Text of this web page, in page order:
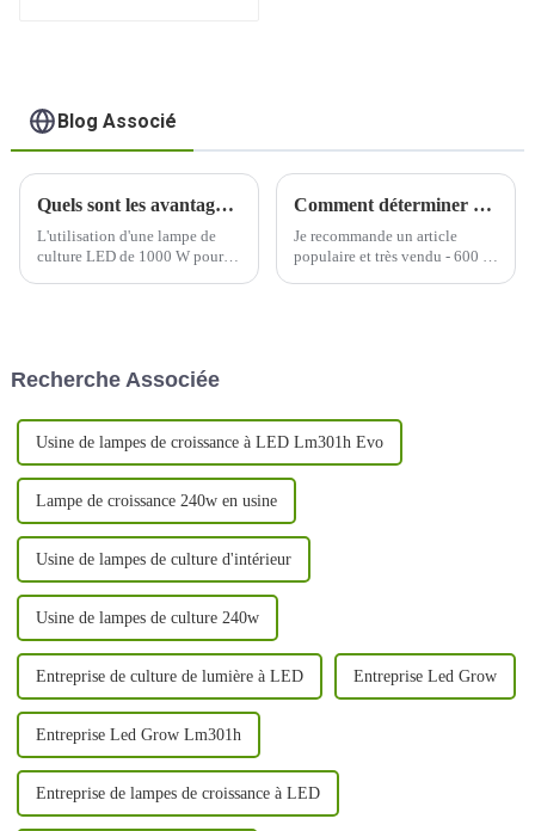
Blog Associé
Quels sont les avantages du jardinage intérieur lorsqu'on utilise une lampe de culture LED de 1000 W ?
L'utilisation d'une lampe de
culture LED de 1000 W pour le
avantages :
Comment déterminer quelle longueur d’onde de lumière est nécessaire à la croissance de votre plante ?
Je recommande un article
populaire et très vendu - 600 W
d'expédition, UV/IR...
Recherche Associée
Usine de lampes de croissance à LED Lm301h Evo
Lampe de croissance 240w en usine
Usine de lampes de culture d'intérieur
Usine de lampes de culture 240w
Entreprise de culture de lumière à LED Entreprise Led Grow
Entreprise Led Grow Lm301h
Entreprise de lampes de croissance à LED